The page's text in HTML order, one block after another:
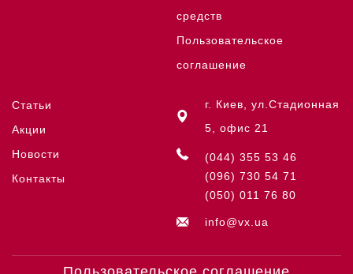
средств
Пользовательское
соглашение
Статьи
Акции
Новости
Контакты
г. Киев, ул.Стадионная
5, офис 21
(044) 355 53 46
(096) 730 54 71
(050) 011 76 80
info@vx.ua